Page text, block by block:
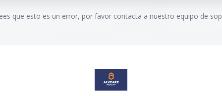
que esto es un error, por favor contacta a nuestro equipo de